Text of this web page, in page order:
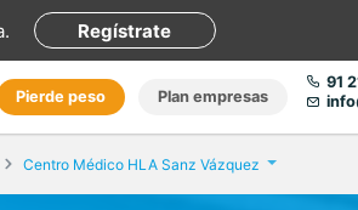
. Regístrate
Pierde peso Plan empresas
91
Centro Médico HLA Sanz Vázquez